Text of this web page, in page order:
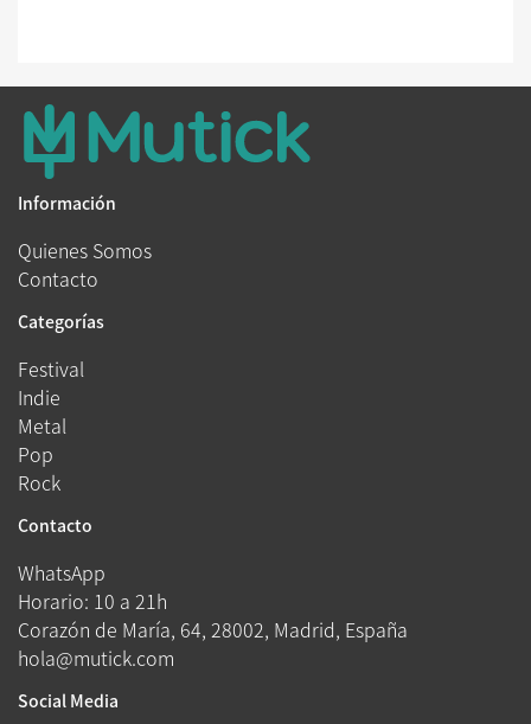
Información
Quienes Somos
Contacto
Categorías
Festival
Indie
Metal
Pop
Rock
Contacto
WhatsApp
Horario: 10 a 21h
Corazón de María, 64, 28002, Madrid, España
hola@mutick.com
Social Media